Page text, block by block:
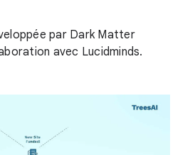
par Dark Matter
avec Lucidminds.